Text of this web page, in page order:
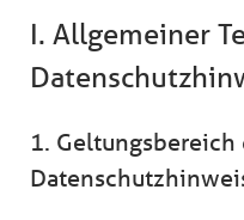
I. Allgemeiner
1. Geltungsbereich